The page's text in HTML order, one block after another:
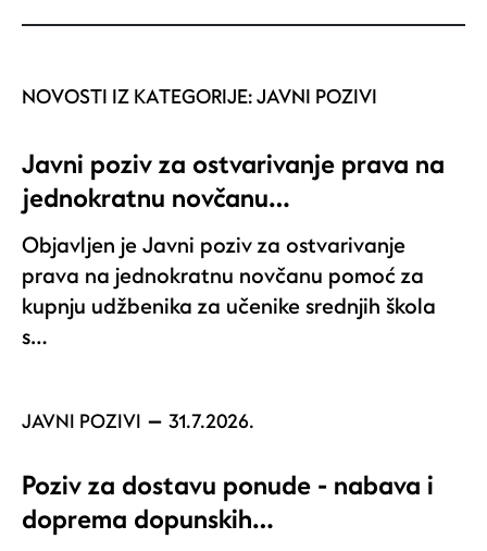
NOVOSTI IZ KATEGORIJE:JAVNI POZIVI
Javni poziv za ostvarivanje prava na
jednokratnu novčanu…
Objavljen je Javni poziv za ostvarivanje
prava na jednokratnu novčanu pomoć za
kupnju udžbenika za učenike srednjih škola
s…
JAVNI POZIVI 31.7.2026.
Poziv za dostavu ponude - nabava i
doprema dopunskih…